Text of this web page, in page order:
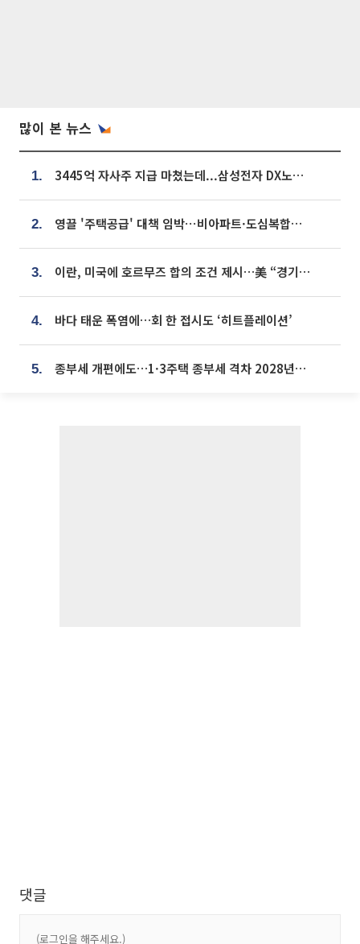
많이 본 뉴스
1. 3445억 자사주 지급 마쳤는데...삼성전자 DX노조, 뒤늦은 '떼쓰기 집회'
2. 영끌 '주택공급' 대책 임박⋯비아파트·도심복합까지 총동원
3. 이란, 미국에 호르무즈 합의 조건 제시…美 “경기 아직 안 끝나” [종합]
4. 바다 태운 폭염에…회 한 접시도 ‘히트플레이션’
5. 종부세 개편에도…1·3주택 종부세 격차 2028년부터 확대
댓글